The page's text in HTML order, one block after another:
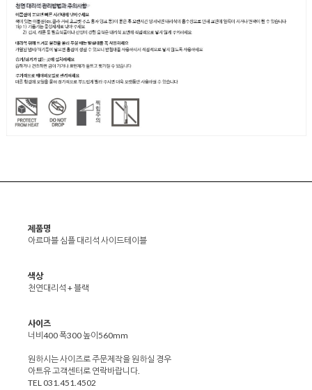
제품명
아르마블 심플 대리석 사이드테이블
색상
천연대리석 + 블랙
사이즈
너비400 폭300 높이560mm
원하시는 사이즈로 주문제작을 원하실 경우
아트유 고객센터로 연락바랍니다.
TEL 031.451.4502